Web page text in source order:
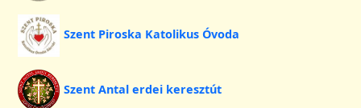
Szent Piroska Katolikus Óvoda
Szent Antal erdei keresztút